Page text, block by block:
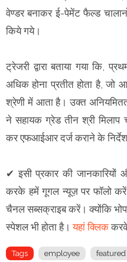
वेण्डर बनाकर ई-पेमेंट फैल्ड
किये गये।
ट्रेजरी द्वारा बताया गया कि,
अधिक होना प्रतीत होता है, जो
श्रेणी में आता है। उक्त
ने सहायक ग्रेड तीन श्री मिलाप
कर एफआईआर दर्ज कराने के
✔ इसी प्रकार की
करके हमें गूगल न्यूज़ पर फॉलो
चैनल सब्सक्राइब करें। क्योंकि
स्पेशल भी होता है।यहां क्लिक
Tags employee featured